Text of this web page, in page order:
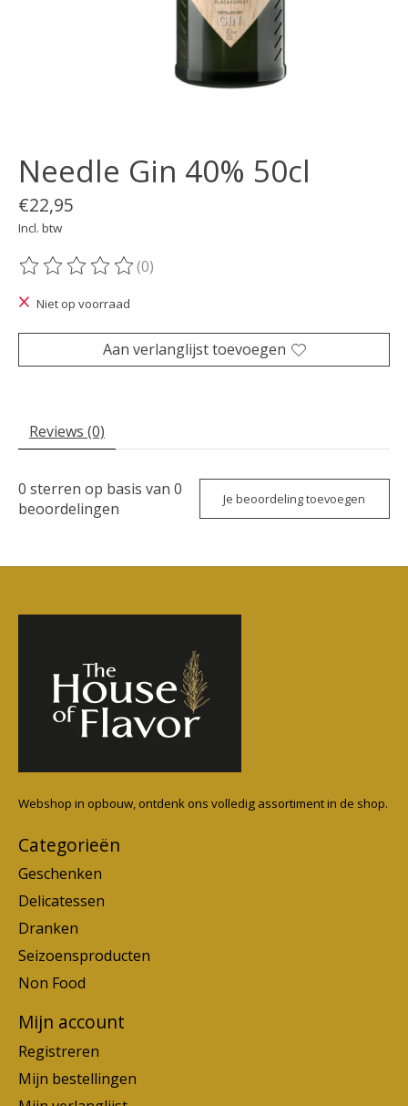
Needle Gin 40% 50cl
€22,95
Incl. btw
De beoordeling van dit product is
(0)
Niet op voorraad
Aan verlanglijst toevoegen
Reviews (0)
0 sterren op basis van 0
beoordelingen
Je beoordeling toevoegen
Webshop in opbouw, ontdenk ons volledig assortiment in de shop.
Categorieën
Geschenken
Delicatessen
Dranken
Seizoensproducten
Non Food
Mijn account
Registreren
Mijn bestellingen